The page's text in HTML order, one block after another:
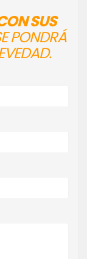
SUS
PONDRÁ